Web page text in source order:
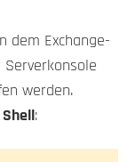
dem Exchange-
werden.
: